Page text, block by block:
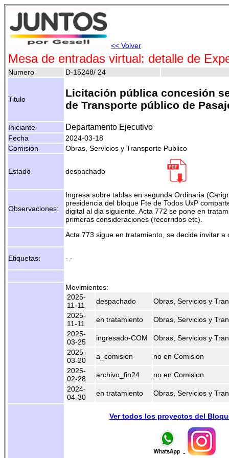
<< Volver
Mesa de entradas virtual: detalle de
Numero D-15248/ 24
Titulo
Licitación pública concesión
de Transporte público de
Iniciante Departamento Ejecutivo
Fecha
2024-03-18
Comision
Obras, Servicios y Transporte Publico
Estado despachado
Observaciones:
Ingresa sobre tablas en segunda Ordinaria
presidencia del bloque Fte de Todos UxP
digital al dia siguiente. Acta 772 se pone en
primeras consideraciones (recorridos etc).
Acta 773 sigue en tratamiento, se decide invitar a
Etiquetas: - -
Movimientos:
2025-
11-11
despachado
Obras, Servicios y
2025-
11-11
en tratamiento
Obras, Servicios y
2025-
03-25
ingresado-COM
Obras, Servicios y
2025-
03-20
a_comision
no en Comision
2025-
02-28
archivo_fin24
no en Comision
2024-
04-30
en tratamiento Obras, Servicios y
Ver todos los proyectos del
-